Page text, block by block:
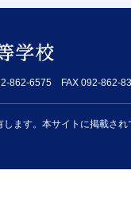
862-6575 FAX 092-862-
ます。本サイトに掲載さ